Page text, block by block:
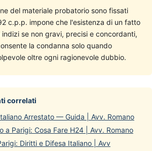
del materiale probatorio sono fissati
c.p.p. impone che l'esistenza di un fatto
se non gravi, precisi e concordanti,
la condanna solo quando
oltre ogni ragionevole dubbio.
correlati
Arrestato — Guida | Avv. Romano
a Parigi: Cosa Fare H24 | Avv. Romano
Diritti e Difesa Italiano | Avv